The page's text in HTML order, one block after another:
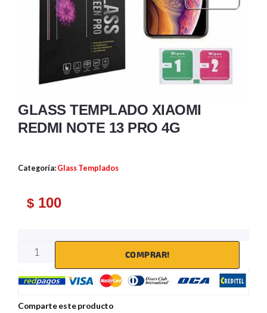
GLASS TEMPLADO XIAOMI
REDMI NOTE 13 PRO 4G
Categoría: Glass Templados
$ 100
COMPRAR!
Comparte este producto